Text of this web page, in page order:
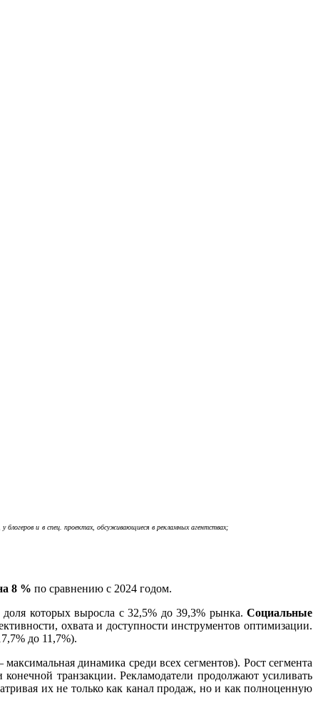
у блогеров и в спец. проектах, обсуживающиеся в рекламных агентствах;
8 % по сравнению с 2024 годом.
которых выросла с 32,5% до 39,3% рынка. Социальные
охвата и доступности инструментов оптимизации.
до 11,7%).
динамика среди всех сегментов). Рост сегмента
транзакции. Рекламодатели продолжают усиливать
их не только как канал продаж, но и как полноценную